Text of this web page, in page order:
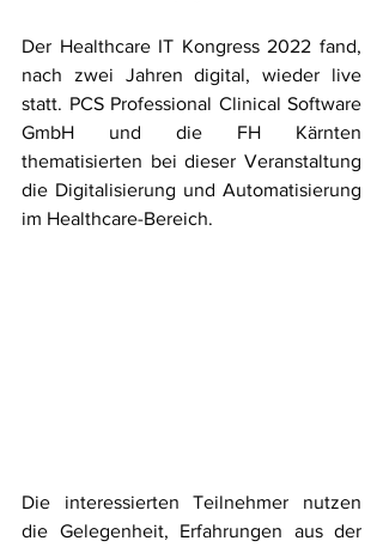
Der Healthcare IT Kongress 2022 fand,
nach zwei Jahren digital, wieder live
statt. PCS Professional Clinical Software
GmbH und die FH Kärnten
thematisierten bei dieser Veranstaltung
die Digitalisierung und Automatisierung
im Healthcare-Bereich.
Die interessierten Teilnehmer nutzen
die Gelegenheit, Erfahrungen aus der